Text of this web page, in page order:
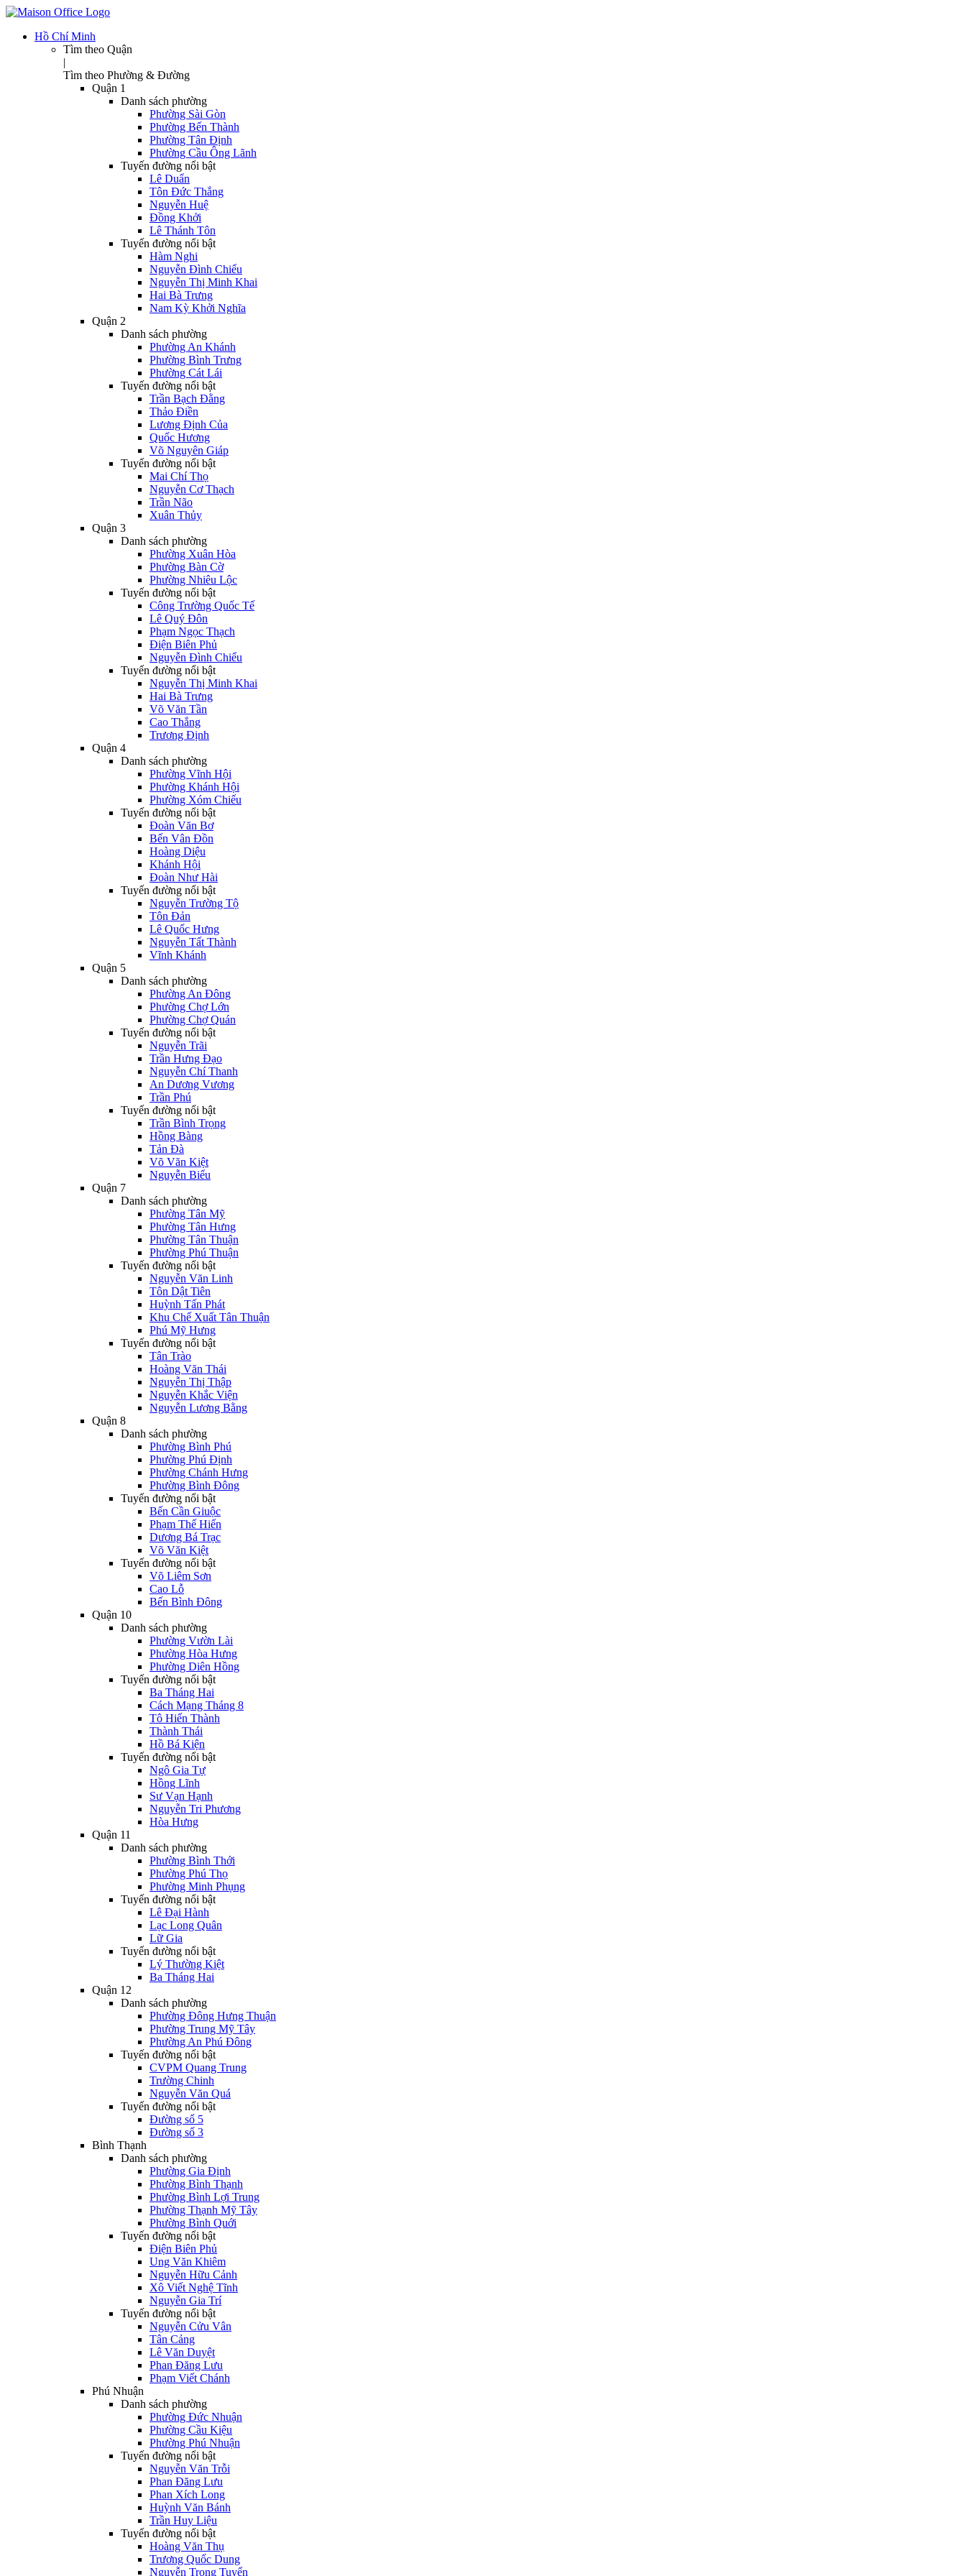
Hồ Chí Minh
Tìm theo Quận
|
Tìm theo Phường & Đường
Quận 1
Danh sách phường
Phường Sài Gòn
Phường Bến Thành
Phường Tân Định
Phường Cầu Ông Lãnh
Tuyến đường nổi bật
Lê Duẩn
Tôn Đức Thắng
Nguyễn Huệ
Đồng Khởi
Lê Thánh Tôn
Tuyến đường nổi bật
Hàm Nghi
Nguyễn Đình Chiểu
Nguyễn Thị Minh Khai
Hai Bà Trưng
Nam Kỳ Khởi Nghĩa
Quận 2
Danh sách phường
Phường An Khánh
Phường Bình Trưng
Phường Cát Lái
Tuyến đường nổi bật
Trần Bạch Đằng
Thảo Điền
Lương Định Của
Quốc Hương
Võ Nguyên Giáp
Tuyến đường nổi bật
Mai Chí Thọ
Nguyễn Cơ Thạch
Trần Não
Xuân Thủy
Quận 3
Danh sách phường
Phường Xuân Hòa
Phường Bàn Cờ
Phường Nhiêu Lộc
Tuyến đường nổi bật
Công Trường Quốc Tế
Lê Quý Đôn
Phạm Ngọc Thạch
Điện Biên Phủ
Nguyễn Đình Chiểu
Tuyến đường nổi bật
Nguyễn Thị Minh Khai
Hai Bà Trưng
Võ Văn Tần
Cao Thắng
Trương Định
Quận 4
Danh sách phường
Phường Vĩnh Hội
Phường Khánh Hội
Phường Xóm Chiếu
Tuyến đường nổi bật
Đoàn Văn Bơ
Bến Vân Đồn
Hoàng Diệu
Khánh Hội
Đoàn Như Hài
Tuyến đường nổi bật
Nguyễn Trường Tộ
Tôn Đản
Lê Quốc Hưng
Nguyễn Tất Thành
Vĩnh Khánh
Quận 5
Danh sách phường
Phường An Đông
Phường Chợ Lớn
Phường Chợ Quán
Tuyến đường nổi bật
Nguyễn Trãi
Trần Hưng Đạo
Nguyễn Chí Thanh
An Dương Vương
Trần Phú
Tuyến đường nổi bật
Trần Bình Trọng
Hồng Bàng
Tản Đà
Võ Văn Kiệt
Nguyễn Biểu
Quận 7
Danh sách phường
Phường Tân Mỹ
Phường Tân Hưng
Phường Tân Thuận
Phường Phú Thuận
Tuyến đường nổi bật
Nguyễn Văn Linh
Tôn Dật Tiên
Huỳnh Tấn Phát
Khu Chế Xuất Tân Thuận
Phú Mỹ Hưng
Tuyến đường nổi bật
Tân Trào
Hoàng Văn Thái
Nguyễn Thị Thập
Nguyễn Khắc Viện
Nguyễn Lương Bằng
Quận 8
Danh sách phường
Phường Bình Phú
Phường Phú Định
Phường Chánh Hưng
Phường Bình Đông
Tuyến đường nổi bật
Bến Cần Giuộc
Phạm Thế Hiển
Dương Bá Trạc
Võ Văn Kiệt
Tuyến đường nổi bật
Võ Liêm Sơn
Cao Lỗ
Bến Bình Đông
Quận 10
Danh sách phường
Phường Vườn Lài
Phường Hòa Hưng
Phường Diên Hồng
Tuyến đường nổi bật
Ba Tháng Hai
Cách Mạng Tháng 8
Tô Hiến Thành
Thành Thái
Hồ Bá Kiện
Tuyến đường nổi bật
Ngô Gia Tự
Hồng Lĩnh
Sư Vạn Hạnh
Nguyễn Tri Phương
Hòa Hưng
Quận 11
Danh sách phường
Phường Bình Thới
Phường Phú Thọ
Phường Minh Phụng
Tuyến đường nổi bật
Lê Đại Hành
Lạc Long Quân
Lữ Gia
Tuyến đường nổi bật
Lý Thường Kiệt
Ba Tháng Hai
Quận 12
Danh sách phường
Phường Đông Hưng Thuận
Phường Trung Mỹ Tây
Phường An Phú Đông
Tuyến đường nổi bật
CVPM Quang Trung
Trường Chinh
Nguyễn Văn Quá
Tuyến đường nổi bật
Đường số 5
Đường số 3
Bình Thạnh
Danh sách phường
Phường Gia Định
Phường Bình Thạnh
Phường Bình Lợi Trung
Phường Thạnh Mỹ Tây
Phường Bình Quới
Tuyến đường nổi bật
Điện Biên Phủ
Ung Văn Khiêm
Nguyễn Hữu Cảnh
Xô Viết Nghệ Tĩnh
Nguyễn Gia Trí
Tuyến đường nổi bật
Nguyễn Cửu Vân
Tân Cảng
Lê Văn Duyệt
Phan Đăng Lưu
Phạm Viết Chánh
Phú Nhuận
Danh sách phường
Phường Đức Nhuận
Phường Cầu Kiệu
Phường Phú Nhuận
Tuyến đường nổi bật
Nguyễn Văn Trỗi
Phan Đăng Lưu
Phan Xích Long
Huỳnh Văn Bánh
Trần Huy Liệu
Tuyến đường nổi bật
Hoàng Văn Thụ
Trương Quốc Dung
Nguyễn Trọng Tuyển